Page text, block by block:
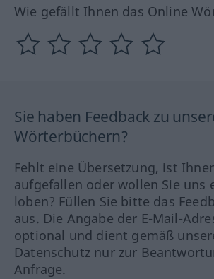
Wie gefällt Ihnen das Online
Sie haben Feedback zu
Wörterbüchern?
Fehlt eine Übersetzung, ist
aufgefallen oder wollen Sie uns
loben? Füllen Sie bitte das
aus. Die Angabe der E-Mail-
optional und dient gemäß
Datenschutz nur zur
Anfrage.